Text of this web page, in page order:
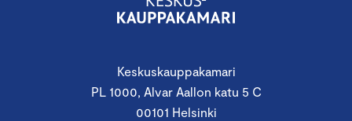
Keskuskauppakamari
PL 1000, Alvar Aallon katu 5 C
00101 Helsinki